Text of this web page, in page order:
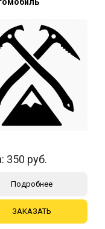
350 руб.
Подробнее
ЗАКАЗАТЬ